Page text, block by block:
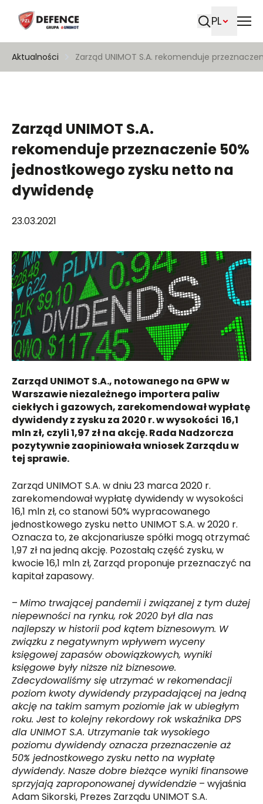
PL
Aktualności Zarząd UNIMOT S.A. rekomenduje
Zarząd UNIMOT S.A.
rekomenduje przeznaczenie 50%
jednostkowego zysku netto na
dywidendę
23.03.2021
Zarząd UNIMOT S.A., notowanego na GPW w
Warszawie niezależnego importera paliw
ciekłych i gazowych, zarekomendował wypłatę
dywidendy z zysku za 2020 r. w wysokości 16,1
mln zł, czyli 1,97 zł na akcję. Rada Nadzorcza
pozytywnie zaopiniowała wniosek Zarządu w
tej sprawie.
Zarząd UNIMOT S.A. w dniu 23 marca 2020 r.
zarekomendował wypłatę dywidendy w wysokości
16,1 mln zł, co stanowi 50% wypracowanego
jednostkowego zysku netto UNIMOT S.A. w 2020 r.
Oznacza to, że akcjonariusze spółki mogą otrzymać
1,97 zł na jedną akcję. Pozostałą część zysku, w
kwocie 16,1 mln zł, Zarząd proponuje przeznaczyć na
kapitał zapasowy.
–Mimo trwającej pandemii i związanej z tym dużej
niepewności na rynku, rok 2020 był dla nas
najlepszy w historii pod kątem biznesowym. W
związku z negatywnym wpływem wyceny
księgowej zapasów obowiązkowych, wyniki
księgowe były niższe niż biznesowe.
Zdecydowaliśmy się utrzymać w rekomendacji
poziom kwoty dywidendy przypadającej na jedną
akcję na takim samym poziomie jak w ubiegłym
roku. Jest to kolejny rekordowy rok wskaźnika DPS
dla UNIMOT S.A. Utrzymanie tak wysokiego
poziomu dywidendy oznacza przeznaczenie aż
50% jednostkowego zysku netto na wypłatę
dywidendy. Nasze dobre bieżące wyniki finansowe
sprzyjają zaproponowanej dywidendzie – wyjaśnia
Adam Sikorski, Prezes Zarządu UNIMOT S.A.